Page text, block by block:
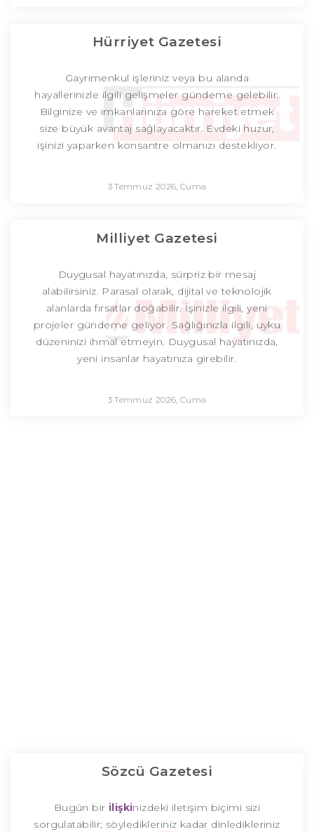
Hürriyet Gazetesi
Gayrimenkul işleriniz veya bu alanda
hayallerinizle ilgili gelişmeler gündeme gelebilir.
Bilginize ve imkanlarınıza göre hareket etmek
size büyük avantaj sağlayacaktır. Evdeki huzur,
işinizi yaparken konsantre olmanızı destekliyor.
3 Temmuz 2026, Cuma
Milliyet Gazetesi
Duygusal hayatınızda, sürpriz bir mesaj
alabilirsiniz. Parasal olarak, dijital ve teknolojik
alanlarda fırsatlar doğabilir. İşinizle ilgili, yeni
projeler gündeme geliyor. Sağlığınızla ilgili, uyku
düzeninizi ihmal etmeyin. Duygusal hayatınızda,
yeni insanlar hayatınıza girebilir.
3 Temmuz 2026, Cuma
Sözcü Gazetesi
Bugün bir ilişkinizdeki iletişim biçimi sizi
sorgulatabilir; söyledikleriniz kadar dinledikleriniz